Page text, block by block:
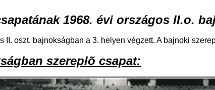
1968. évi országos II.o.
II. oszt. bajnokságban a 3. helyen végzett. A bajnoki
szereplõ csapat: